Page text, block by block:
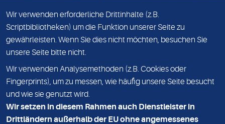
DATENSCHUTZ
HOMEPAGE MEDIZINISCHES LABOR NORD
KONTAKT
Wir verwenden erforderliche Drittinhalte (z.B.
Scriptbibliotheken) um die Funktion unserer Seite zu
gewährleisten. Wenn Sie dies nicht möchten, besuchen Sie
unsere Seite bitte nicht.
Wir verwenden Analysemethoden (z.B. Cookies oder
Fingerprints), um zu messen, wie häufig unsere Seite besucht
und wie sie genutzt wird.
Wir setzen in diesem Rahmen auch Dienstleister in
Drittländern außerhalb der EU ohne angemessenes